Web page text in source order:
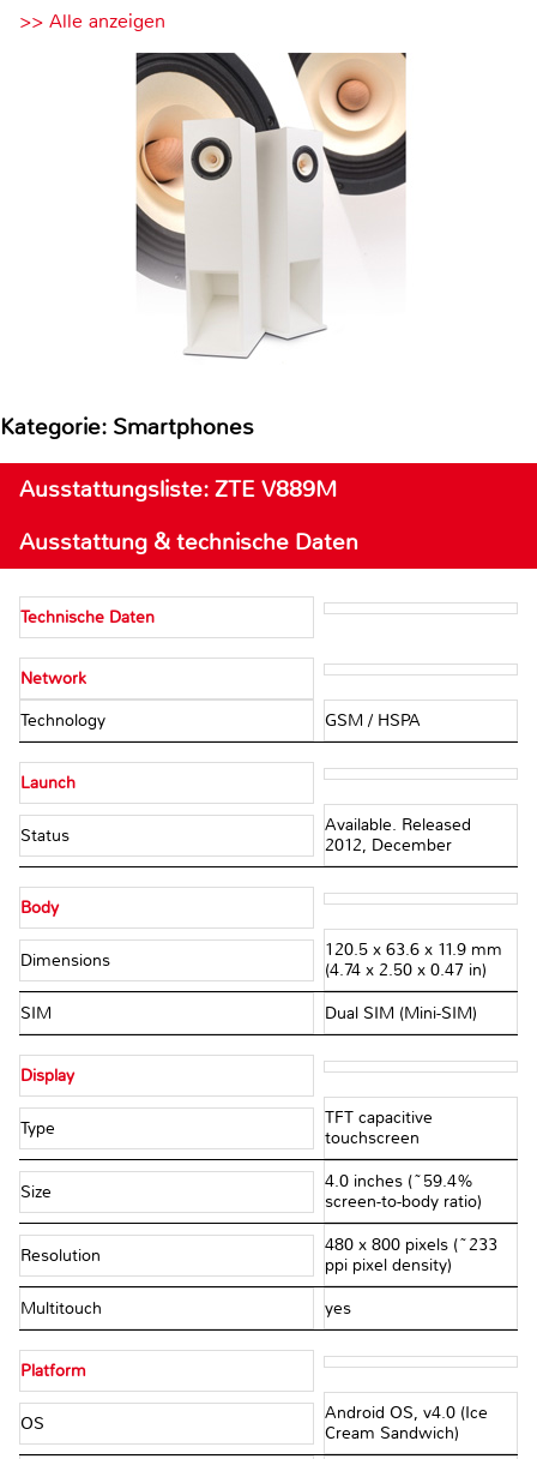
>> Alle anzeigen
Kategorie: Smartphones
Ausstattungsliste: ZTE V889M
Ausstattung & technische Daten
Technische Daten
Network
Technology GSM / HSPA
Launch
Status
Available. Released
2012, December
Body
Dimensions
120.5 x 63.6 x 11.9 mm
(4.74 x 2.50 x 0.47 in)
SIM Dual SIM (Mini-SIM)
Display
Type
TFT capacitive
touchscreen
Size
4.0 inches (~59.4%
screen-to-body ratio)
Resolution
480 x 800 pixels (~233
ppi pixel density)
Multitouch yes
Platform
OS
Android OS, v4.0 (Ice
Cream Sandwich)